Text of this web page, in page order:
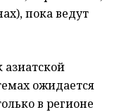
пока ведут
ожидается
в регионе